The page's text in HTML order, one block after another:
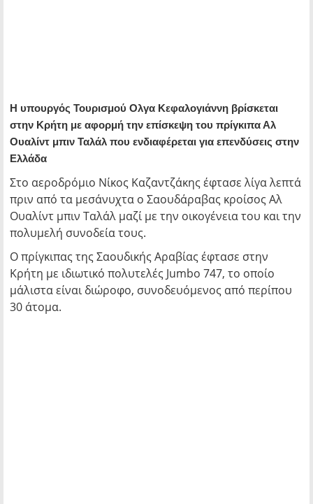
Η υπουργός Τουρισμού Ολγα Κεφαλογιάννη βρίσκεται
στην Κρήτη με αφορμή την επίσκεψη του πρίγκιπα Αλ
Ουαλίντ μπιν Ταλάλ που ενδιαφέρεται για επενδύσεις στην
Ελλάδα
Στο αεροδρόμιο Νίκος Καζαντζάκης έφτασε λίγα λεπτά
πριν από τα μεσάνυχτα ο Σαουδάραβας κροίσος Αλ
Ουαλίντ μπιν Ταλάλ μαζί με την οικογένεια του και την
πολυμελή συνοδεία τους.
Ο πρίγκιπας της Σαουδικής Αραβίας έφτασε στην
Κρήτη με ιδιωτικό πολυτελές Jumbo 747, το οποίο
μάλιστα είναι διώροφο, συνοδευόμενος από περίπου
30 άτομα.